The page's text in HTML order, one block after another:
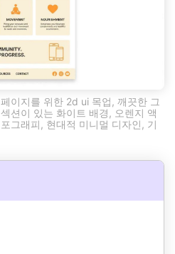
이지를 위한 2d ui 목업, 깨끗한 그
션이 있는 화이트 배경, 오렌지 액
그래피, 현대적 미니멀 디자인, 기